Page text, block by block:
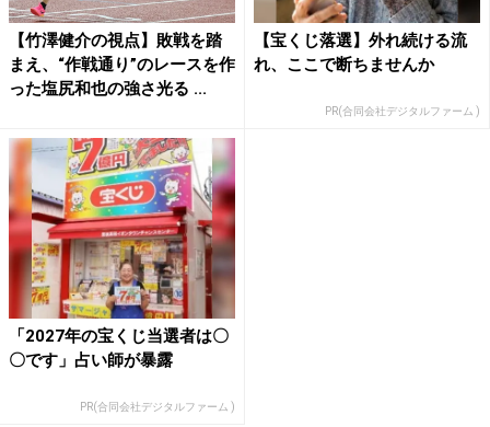
【竹澤健介の視点】敗戦を踏
まえ、“作戦通り”のレースを作
った塩尻和也の強さ光る ...
【宝くじ落選】外れ続ける流
れ、ここで断ちませんか
PR(合同会社デジタルファーム )
「2027年の宝くじ当選者は〇
〇です」占い師が暴露
PR(合同会社デジタルファーム )